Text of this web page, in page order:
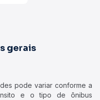
gerais
pode variar conforme a
e o tipo de ônibus